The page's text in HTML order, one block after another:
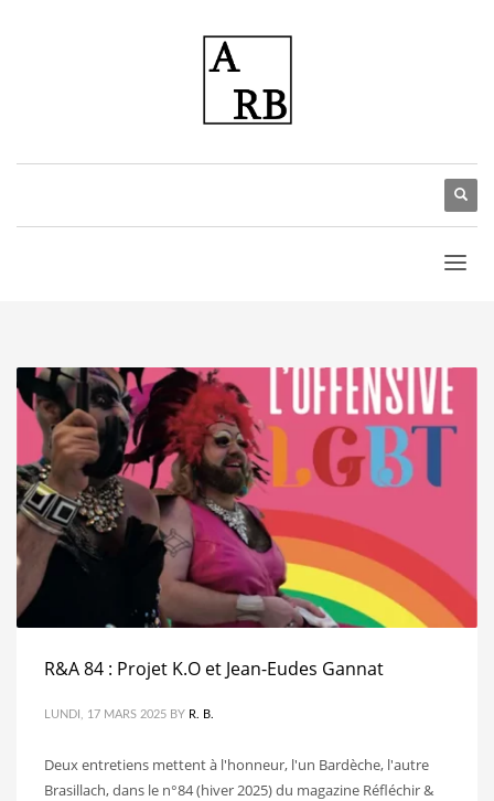
R&A 84 : Projet K.O et Jean-Eudes Gannat
LUNDI, 17 MARS 2025 BY R. B.
Deux entretiens mettent à l'honneur, l'un Bardèche, l'autre
Brasillach, dans le n°84 (hiver 2025) du magazine Réfléchir &